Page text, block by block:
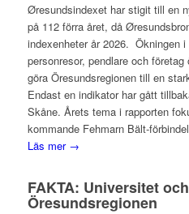
Øresundsindexet har stigit till en
på 112 förra året, då
indexenheter år 2026. Ökningen
personresor, pendlare och
göra Öresundsregionen till en
Endast en indikator har gått
Skåne. Årets tema i rapporten
kommande Fehmarn Bält-
Läs mer →
FAKTA: Universitet
Öresundsregionen